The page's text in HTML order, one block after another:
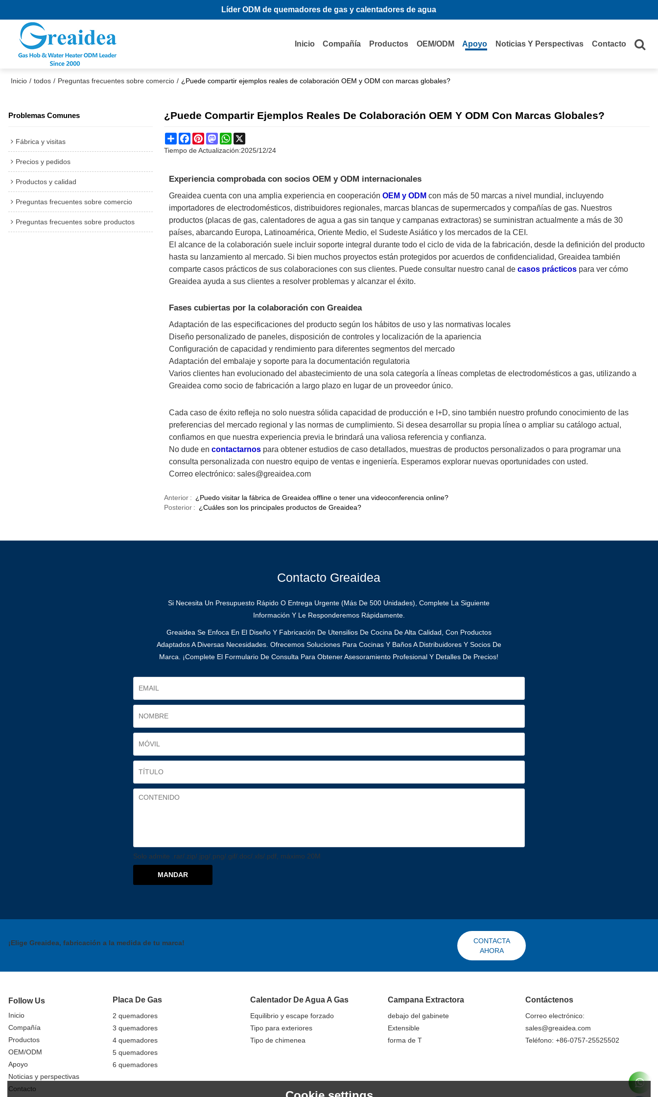
Líder ODM de quemadores de gas y calentadores de agua
Inicio Compañía Productos OEM/ODM Apoyo Noticias Y Perspectivas Contacto
Inicio / todos / Preguntas frecuentes sobre comercio / ¿Puede compartir ejemplos reales de colaboración OEM y ODM con marcas globales?
Problemas Comunes
Fábrica y visitas
Precios y pedidos
Productos y calidad
Preguntas frecuentes sobre comercio
Preguntas frecuentes sobre productos
¿Puede Compartir Ejemplos Reales De Colaboración OEM Y ODM Con Marcas Globales?
ShareFacebook
PinterestMastodonWhatsApp
Tiempo de Actualización:2025/12/24
Experiencia comprobada con socios OEM y ODM internacionales
Greaidea cuenta con una amplia experiencia en cooperaciónOEM y ODM con más de 50 marcas a nivel mundial, incluyendo
importadores de electrodomésticos, distribuidores regionales, marcas blancas de supermercados y compañías de gas. Nuestros
productos (placas de gas, calentadores de agua a gas sin tanque y campanas extractoras) se suministran actualmente a más de 30
países, abarcando Europa, Latinoamérica, Oriente Medio, el Sudeste Asiático y los mercados de la CEI.
El alcance de la colaboración suele incluir soporte integral durante todo el ciclo de vida de la fabricación, desde la definición del producto
hasta su lanzamiento al mercado. Si bien muchos proyectos están protegidos por acuerdos de confidencialidad, Greaidea también
comparte casos prácticos de sus colaboraciones con sus clientes. Puede consultar nuestro canal decasos prácticos para ver cómo
Greaidea ayuda a sus clientes a resolver problemas y alcanzar el éxito.
Fases cubiertas por la colaboración con Greaidea
Adaptación de las especificaciones del producto según los hábitos de uso y las normativas locales
Diseño personalizado de paneles, disposición de controles y localización de la apariencia
Configuración de capacidad y rendimiento para diferentes segmentos del mercado
Adaptación del embalaje y soporte para la documentación regulatoria
Varios clientes han evolucionado del abastecimiento de una sola categoría a líneas completas de electrodomésticos a gas, utilizando a
Greaidea como socio de fabricación a largo plazo en lugar de un proveedor único.
Cada caso de éxito refleja no solo nuestra sólida capacidad de producción e I+D, sino también nuestro profundo conocimiento de las
preferencias del mercado regional y las normas de cumplimiento. Si desea desarrollar su propia línea o ampliar su catálogo actual,
confiamos en que nuestra experiencia previa le brindará una valiosa referencia y confianza.
No dude encontactarnos para obtener estudios de caso detallados, muestras de productos personalizados o para programar una
consulta personalizada con nuestro equipo de ventas e ingeniería. Esperamos explorar nuevas oportunidades con usted.
Correo electrónico: sales@greaidea.com
Anterior
¿Puedo visitar la fábrica de Greaidea offline o tener una videoconferencia online?
Posterior
¿Cuáles son los principales productos de Greaidea?
Contacto Greaidea
Si Necesita Un Presupuesto Rápido O Entrega Urgente (más De 500 Unidades), Complete La Siguiente
Información Y Le Responderemos Rápidamente.
Greaidea Se Enfoca En El Diseño Y Fabricación De Utensilios De Cocina De Alta Calidad, Con Productos
Adaptados A Diversas Necesidades. Ofrecemos Soluciones Para Cocinas Y Baños A Distribuidores Y Socios De
Marca. ¡Complete El Formulario De Consulta Para Obtener Asesoramiento Profesional Y Detalles De Precios!
Solo admite .rar/.zip/.jpg/.png/.gif/.doc/.xls/.pdf, máximo 20M
MANDAR
CONTACTA
AHORA
¡Elige Greaidea, fabricación a la medida de tu marca!
Follow Us
Inicio
Compañía
Productos
OEM/ODM
Apoyo
Noticias y perspectivas
Contacto
Placa De Gas
2 quemadores
3 quemadores
4 quemadores
5 quemadores
6 quemadores
Calentador De Agua A Gas
Equilibrio y escape forzado
Tipo para exteriores
Tipo de chimenea
Campana Extractora
debajo del gabinete
Extensible
forma de T
Contáctenos
Correo electrónico:
sales@greaidea.com
Teléfono: +86-0757-25525502